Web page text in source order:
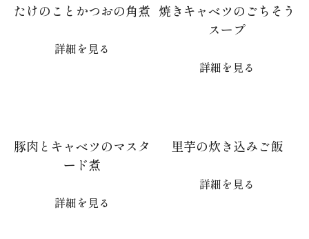
たけのことかつおの角煮
詳細を見る
焼きキャベツのごちそう
スープ
詳細を見る
豚肉とキャベツのマスタ
ード煮
詳細を見る
里芋の炊き込みご飯
詳細を見る